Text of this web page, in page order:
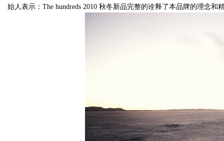
始人表示：The hundreds 2010 秋冬新品完整的诠释了本品牌的理念